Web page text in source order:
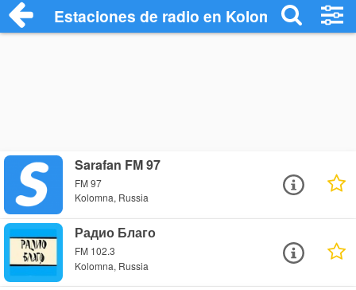
Estaciones de radio en Kolomna -
Sarafan FM 97
FM 97
Kolomna, Russia
Радио Благо
FM 102.3
Kolomna, Russia